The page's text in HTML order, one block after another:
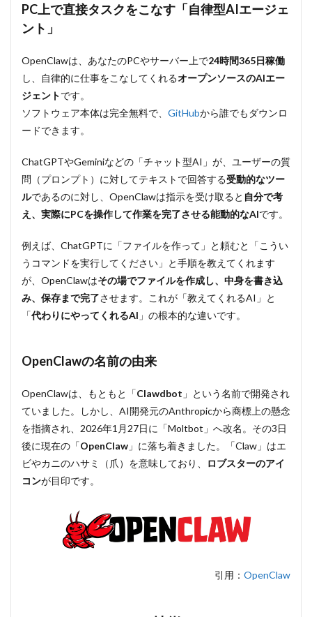
PC上
で直
接タ
をこ
なす
「自
律型
ージ
ェン
1.2
OpenClaw
の名前の
由来
OpenClaw
の3つの特
徴
2.1
①永
続メ
使う
ど、
パー
ソナ
ライ
ズさ
れる
2.2
稼働
PC上で直接タスクをこなす「自律型AIエージェ
ント」
OpenClawは、あなたのPCやサーバー上で24時間365日稼働
し、自律的に仕事をこなしてくれるオープンソースのAIエー
ジェントです。
ソフトウェア本体は完全無料で、 GitHubから誰でもダウンロ
ードできます。
ChatGPTやGeminiなどの「チャット型AI」が、ユーザーの質
問（プロンプト）に対してテキストで回答する受動的なツー
ルであるのに対し、OpenClawは指示を受け取ると 自分で考
え、実際にPCを操作して作業を完了させる能動的なAIです。
例えば、ChatGPTに「ファイルを作って」と頼むと「こうい
うコマンドを実行してください」と手順を教えてくれます
が、OpenClawはその場でファイルを作成し、中身を書き込
み、保存まで完了させます。これが「教えてくれるAI」と
「代わりにやってくれるAI 」の根本的な違いです。
OpenClawの名前の由来
OpenClawは、もともと「Clawdbot 」という名前で開発され
ていました。しかし、AI開発元のAnthropicから商標上の懸念
を指摘され、2026年1月27日に「Moltbot」へ改名。その3日
後に現在の「OpenClaw 」に落ち着きました。「Claw」はエ
ビやカニのハサミ（爪）を意味しており、
ロブスターのアイ
コンが目印です。
引用： OpenClaw